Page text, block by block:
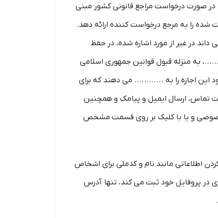
در صورت درخواست مراجع قانونی کشور مبنی
شده را به مرجع درخواست کننده ارائه دهد.
در غیر از مورد اشاره شده، در حفظ
به منزله قبول قوانین جمهوری اسلامی
این اجازه را به ............ می دهند که برای
تماس، ارسال ایمیل و پیامک و همچنین
خصوصی و یا با کلیک بر روی قسمت مشخص
اطلاعاتی مانند نام و کدملی برای اشخاص
پروفایل خود ثبت می­ کند، تنها آدرس